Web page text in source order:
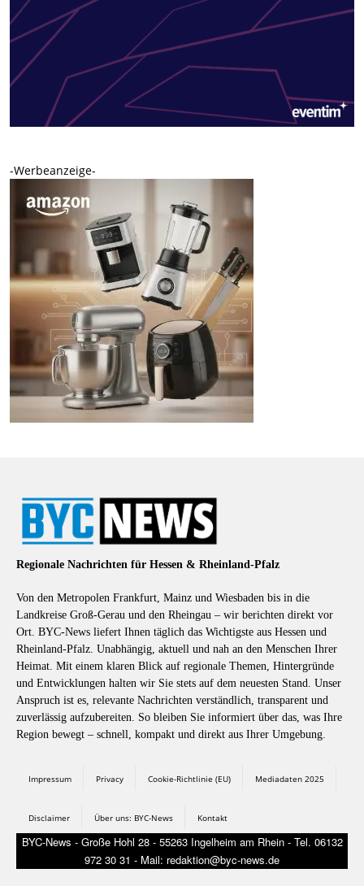
-Werbeanzeige-
Regionale Nachrichten für Hessen & Rheinland-Pfalz
Von den Metropolen Frankfurt, Mainz und Wiesbaden bis in die
Landkreise Groß-Gerau und den Rheingau – wir berichten direkt vor
Ort. BYC-News liefert Ihnen täglich das Wichtigste aus Hessen und
Rheinland-Pfalz. Unabhängig, aktuell und nah an den Menschen Ihrer
Heimat. Mit einem klaren Blick auf regionale Themen, Hintergründe
und Entwicklungen halten wir Sie stets auf dem neuesten Stand. Unser
Anspruch ist es, relevante Nachrichten verständlich, transparent und
zuverlässig aufzubereiten. So bleiben Sie informiert über das, was Ihre
Region bewegt – schnell, kompakt und direkt aus Ihrer Umgebung.
Impressum Privacy Cookie-Richtlinie (EU) Mediadaten 2025
Disclaimer Über uns: BYC-News Kontakt
BYC-News - Große Hohl 28 - 55263 Ingelheim am Rhein - Tel. 06132
972 30 31 - Mail: redaktion@byc-news.de